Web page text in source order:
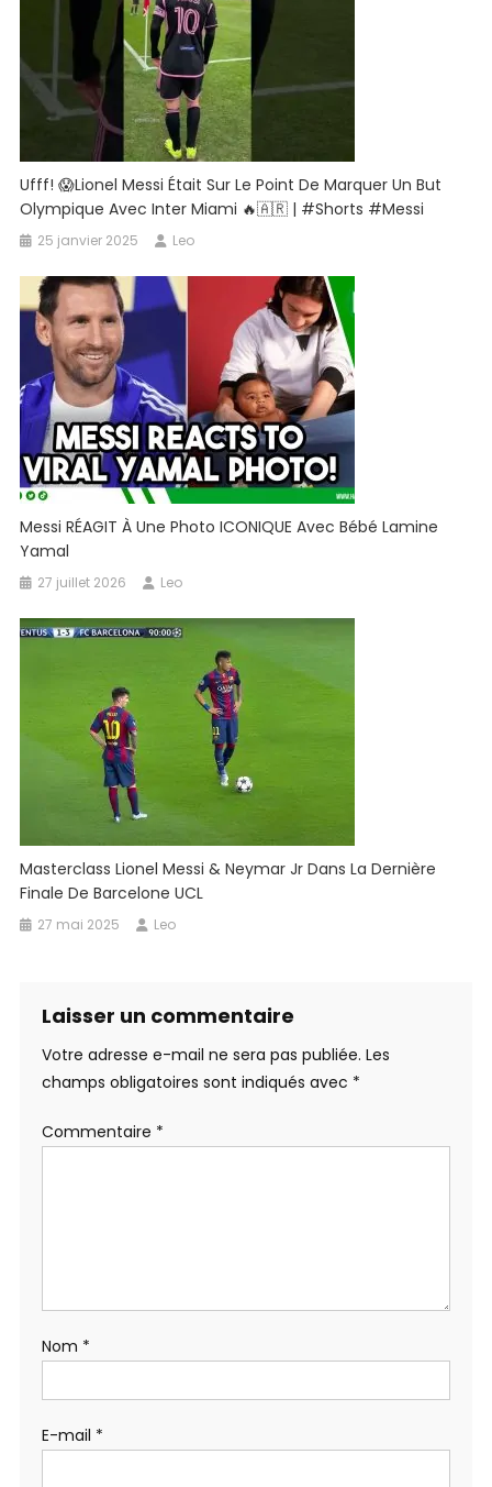
|
Monde
|
Shomoyer
Ufff! 😱Lionel Messi Était Sur Le Point De Marquer Un But
Olympique Avec Inter Miami 🔥🇦🇷 | #Shorts #messi
25 janvier 2025 Leo
Messi RÉAGIT À Une Photo ICONIQUE Avec Bébé Lamine
Yamal
27 juillet 2026 Leo
Masterclass Lionel Messi & Neymar Jr Dans La Dernière
Finale De Barcelone UCL
27 mai 2025 Leo
Laisser un commentaire
Votre adresse e-mail ne sera pas publiée. Les
champs obligatoires sont indiqués avec *
Commentaire *
Nom *
E-mail *